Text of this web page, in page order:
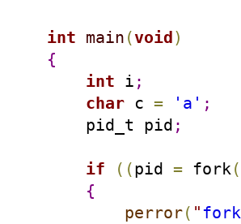
int main (void )
{
int i ;
char c = 'a' ;
    pid_t pid
;
if ( (pid = fork (
{
perror( "fork